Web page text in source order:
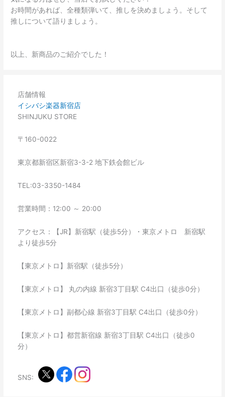
お時間があれば、全種類弾いて、推しを決めましょう。そして
推しについて語りましょう。
以上、新商品のご紹介でした！
店舗情報
イシバシ楽器新宿店
SHINJUKU STORE
〒160-0022
東京都新宿区新宿3-3-2 地下鉄会館ビル
TEL:03-3350-1484
営業時間：12:00 ～ 20:00
アクセス：【JR】新宿駅（徒歩5分）・東京メトロ 新宿駅
より徒歩5分
【東京メトロ】新宿駅（徒歩5分）
【東京メトロ】 丸の内線 新宿3丁目駅 C4出口（徒歩0分）
【東京メトロ】副都心線 新宿3丁目駅 C4出口（徒歩0分）
【東京メトロ】都営新宿線 新宿3丁目駅 C4出口（徒歩0
分）
SNS: